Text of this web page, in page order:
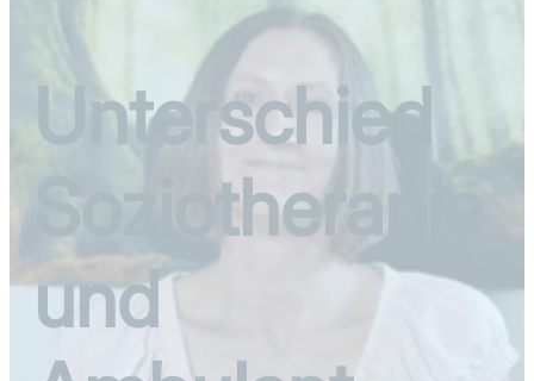
Unterschied
Soziotherapie
und